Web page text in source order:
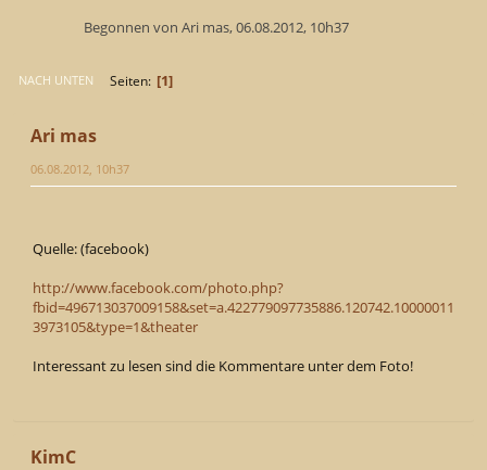
Begonnen von Ari mas, 06.08.2012, 10h37
NACH UNTEN Seiten 1
Ari mas
06.08.2012, 10h37
Quelle: (facebook)
http://www.facebook.com/photo.php?
fbid=496713037009158&set=a.422779097735886.120742.10000011
3973105&type=1&theater
Interessant zu lesen sind die Kommentare unter dem Foto!
KimC